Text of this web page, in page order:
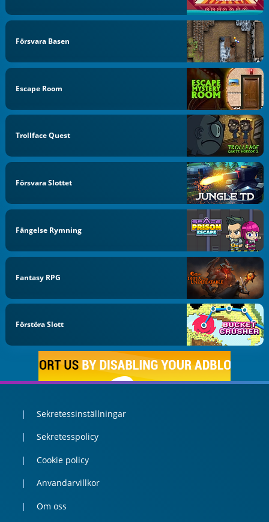
Försvara Basen
Escape Room
Trollface Quest
Försvara Slottet
Fängelse Rymning
Fantasy RPG
Förstöra Slott
Sekretessinställningar
Sekretesspolicy
Cookie policy
Anvandarvillkor
Om oss